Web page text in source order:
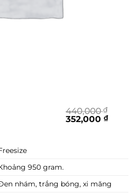
440,000₫
Giá
gốc
352,000 ₫Giá
950 gram.
nhám, trắng bóng, xi măng